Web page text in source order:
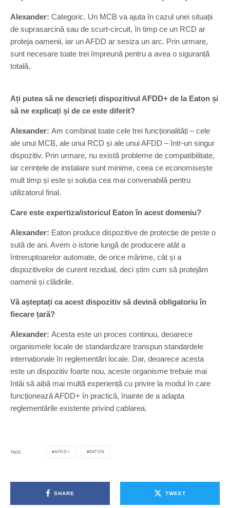
Alexander: Categoric. Un MCB va ajuta în cazul unei situații
de suprasarcină sau de scurt-circuit, în timp ce un RCD ar
proteja oamenii, iar un AFDD ar sesiza un arc. Prin urmare,
sunt necesare toate trei împreună pentru a avea o siguranță
totală.
Ați putea să ne descrieți dispozitivul AFDD+ de la Eaton și
să ne explicați și de ce este diferit?
Alexander: Am combinat toate cele trei funcționalități – cele
ale unui MCB, ale unui RCD și ale unui AFDD – într-un singur
dispozitiv. Prin urmare, nu există probleme de compatibilitate,
iar cerințele de instalare sunt minime, ceea ce economisește
mult timp și este și soluția cea mai convenabilă pentru
utilizatorul final.
Care este expertiza/istoricul Eaton în acest domeniu?
Alexander: Eaton produce dispozitive de protecție de peste o
sută de ani. Avem o istorie lungă de producere atât a
întreruptoarelor automate, de orice mărime, cât și a
dispozitivelor de curent rezidual, deci știm cum să protejăm
oamenii și clădirile.
Vă așteptați ca acest dispozitiv să devină obligatoriu în
fiecare țară?
Alexander: Acesta este un proces continuu, deoarece
organismele locale de standardizare transpun standardele
internaționale în reglementări locale. Dar, deoarece acesta
este un dispozitiv foarte nou, aceste organisme trebuie mai
întâi să aibă mai multă experiență cu privire la modul în care
funcționează AFDD+ în practică, înainte de a adapta
reglementările existente privind cablarea.
TAGS AFDD+ EATON
SHARE TWEET